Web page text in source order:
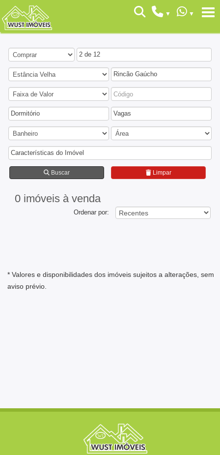
2 de 12
Rincão Gaúcho
Dormitório Vagas
Características do Imóvel
Buscar Limpar
0 imóveis à venda
Ordenar por:
* Valores e disponibilidades dos imóveis sujeitos a alterações, sem
aviso prévio.